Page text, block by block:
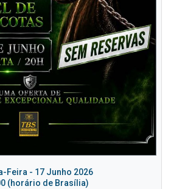
Feira - 17 Junho 2026
(horário de Brasília)